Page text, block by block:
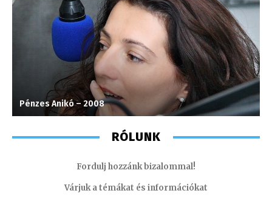
Pénzes Anikó – 2008
RÓLUNK
Fordulj hozzánk bizalommal!
Várjuk a témákat és információkat